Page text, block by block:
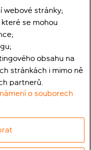
webové stránky;
se mohou
obsahu na
stránkách i mimo ně
partnerů.
o souborech